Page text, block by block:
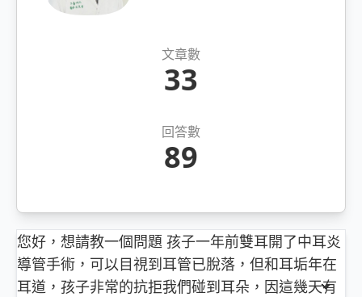
文章數
33
回答數
89
您好，想請教一個問題 孩子一年前雙耳開了中耳炎
導管手術，可以目視到耳管已脫落，但和耳垢年在
耳道，孩子非常的抗拒我們碰到耳朵，因這幾天有